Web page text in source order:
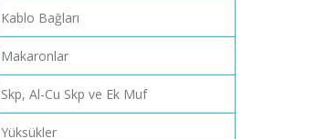
Kablo Bağları
Makaronlar
Skp, Al-Cu Skp ve Ek Muf
Yüksükler